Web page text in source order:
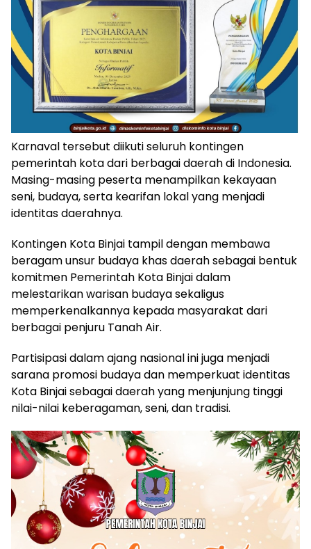
Karnaval tersebut diikuti seluruh kontingen
pemerintah kota dari berbagai daerah di Indonesia.
Masing-masing peserta menampilkan kekayaan
seni, budaya, serta kearifan lokal yang menjadi
identitas daerahnya.
Kontingen Kota Binjai tampil dengan membawa
beragam unsur budaya khas daerah sebagai bentuk
komitmen Pemerintah Kota Binjai dalam
melestarikan warisan budaya sekaligus
memperkenalkannya kepada masyarakat dari
berbagai penjuru Tanah Air.
Partisipasi dalam ajang nasional ini juga menjadi
sarana promosi budaya dan memperkuat identitas
Kota Binjai sebagai daerah yang menjunjung tinggi
nilai-nilai keberagaman, seni, dan tradisi.